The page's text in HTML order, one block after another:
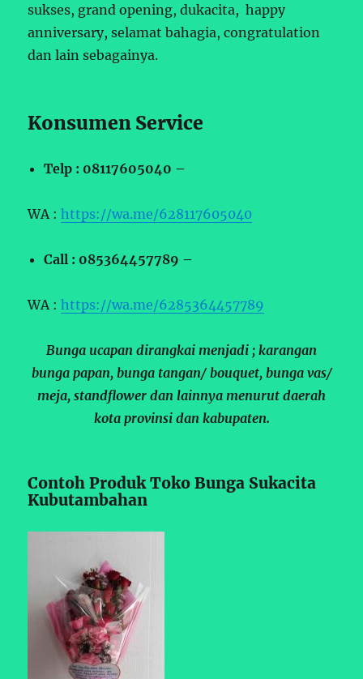
sukses, grand opening, dukacita, happy
anniversary, selamat bahagia, congratulation
dan lain sebagainya.
Konsumen Service
Telp : 08117605040 –
WA :https://wa.me/628117605040
Call : 085364457789 –
WA :https://wa.me/6285364457789
Bunga ucapan dirangkai menjadi ; karangan
bunga papan, bunga tangan/ bouquet, bunga vas/
meja, standflower dan lainnya menurut daerah
kota provinsi dan kabupaten.
Contoh Produk Toko Bunga Sukacita
Kubutambahan